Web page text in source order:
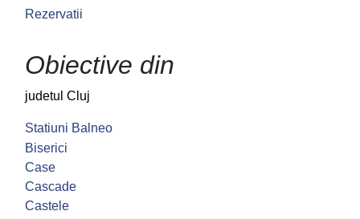
Rezervatii
Obiective din
judetul Cluj
Statiuni Balneo
Biserici
Case
Cascade
Castele